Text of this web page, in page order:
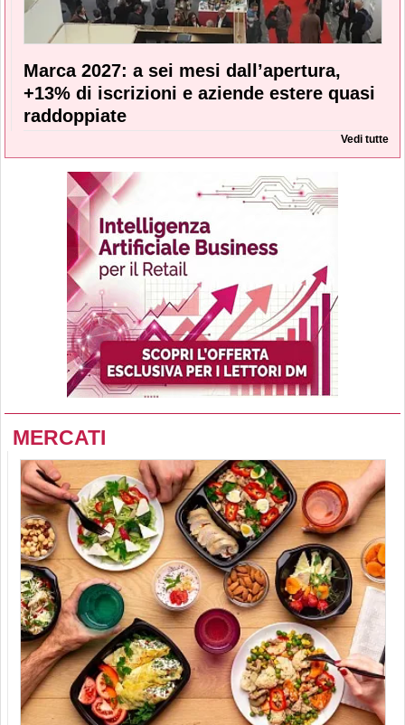
Marca 2027: a sei mesi dall’apertura,
+13% di iscrizioni e aziende estere quasi
raddoppiate
Vedi tutte
MERCATI